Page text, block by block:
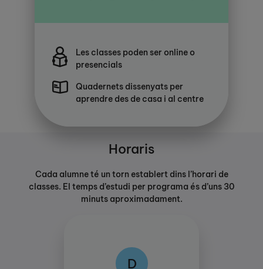
Les classes poden ser online o
presencials
Quadernets dissenyats per
aprendre des de casa i al centre
Horaris
Cada alumne té un torn establert dins l’horari de
classes. El temps d’estudi per programa és d’uns 30
minuts aproximadament.
D